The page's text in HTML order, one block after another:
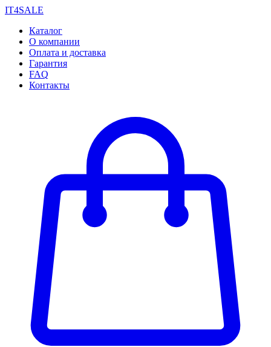
IT4SALE
Каталог
О компании
Оплата и доставка
Гарантия
FAQ
Контакты